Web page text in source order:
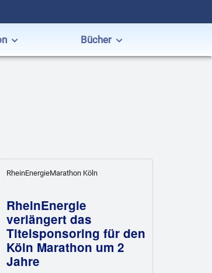
Bücher
RheinEnergieMarathon Köln
RheinEnergie
verlängert das
Titelsponsoring für den
Köln Marathon um 2
Jahre